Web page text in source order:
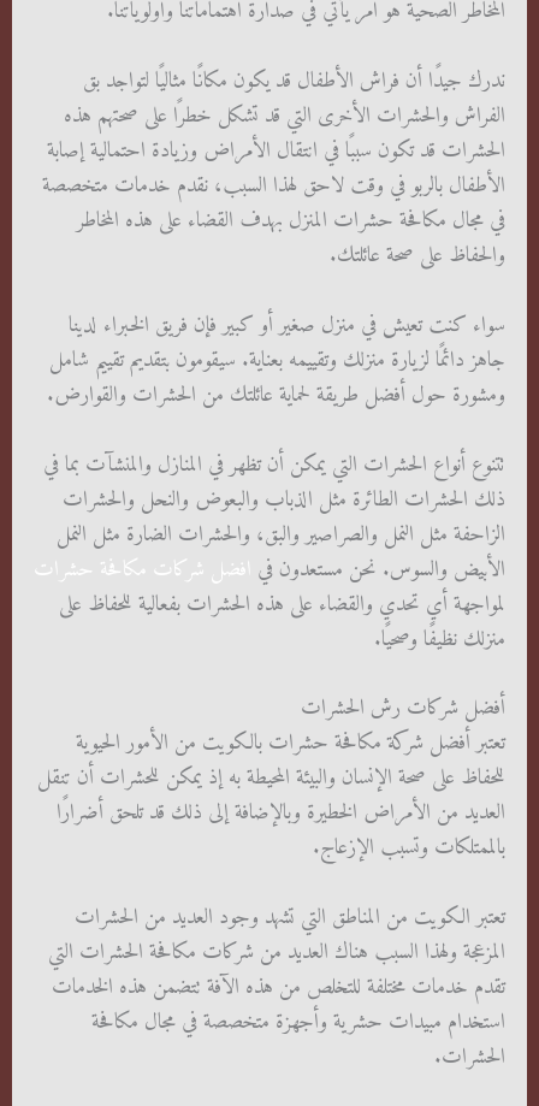
المخاطر الصحية هو أمر يأتي في صدارة اهتماماتنا وأولوياتنا.
ندرك جيدًا أن فراش الأطفال قد يكون مكانًا مثاليًا لتواجد بق
الفراش والحشرات الأخرى التي قد تشكل خطرًا على صحتهم هذه
الحشرات قد تكون سببًا في انتقال الأمراض وزيادة احتمالية إصابة
الأطفال بالربو في وقت لاحق لهذا السبب، نقدم خدمات متخصصة
في مجال مكافحة حشرات المنزل بهدف القضاء على هذه المخاطر
والحفاظ على صحة عائلتك.
سواء كنت تعيش في منزل صغير أو كبير فإن فريق الخبراء لدينا
جاهز دائمًا لزيارة منزلك وتقييمه بعناية. سيقومون بتقديم تقييم شامل
ومشورة حول أفضل طريقة لحماية عائلتك من الحشرات والقوارض.
تتنوع أنواع الحشرات التي يمكن أن تظهر في المنازل والمنشآت بما في
ذلك الحشرات الطائرة مثل الذباب والبعوض والنحل والحشرات
الزاحفة مثل النمل والصراصير والبق، والحشرات الضارة مثل النمل
الأبيض والسوس. نحن مستعدون في افضل شركات مكافحة حشرات
لمواجهة أي تحدي والقضاء على هذه الحشرات بفعالية للحفاظ على
منزلك نظيفًا وصحيًا.
أفضل شركات رش الحشرات
تعتبر أفضل شركة مكافحة حشرات بالكويت من الأمور الحيوية
للحفاظ على صحة الإنسان والبيئة المحيطة به إذ يمكن للحشرات أن تنقل
العديد من الأمراض الخطيرة وبالإضافة إلى ذلك قد تلحق أضرارًا
بالممتلكات وتسبب الإزعاج.
تعتبر الكويت من المناطق التي تشهد وجود العديد من الحشرات
المزعجة ولهذا السبب هناك العديد من شركات مكافحة الحشرات التي
تقدم خدمات مختلفة للتخلص من هذه الآفة تتضمن هذه الخدمات
استخدام مبيدات حشرية وأجهزة متخصصة في مجال مكافحة
الحشرات.